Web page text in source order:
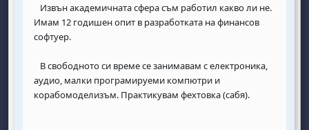
Извън академичната сфера съм работил какво ли не.
Имам 12 годишен опит в разработката на финансов
софтуер.
В свободното си време се занимавам с електроника,
аудио, малки програмируеми компютри и
корабомоделизъм. Практикувам фехтовка (сабя).